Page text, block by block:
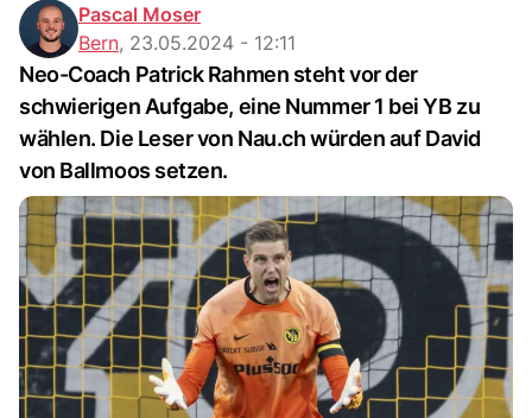
Pascal Moser
Bern, 23.05.2024 - 12:11
Neo-Coach Patrick Rahmen steht vor der
schwierigen Aufgabe, eine Nummer 1 bei YB zu
wählen. Die Leser von Nau.ch würden auf David
von Ballmoos setzen.